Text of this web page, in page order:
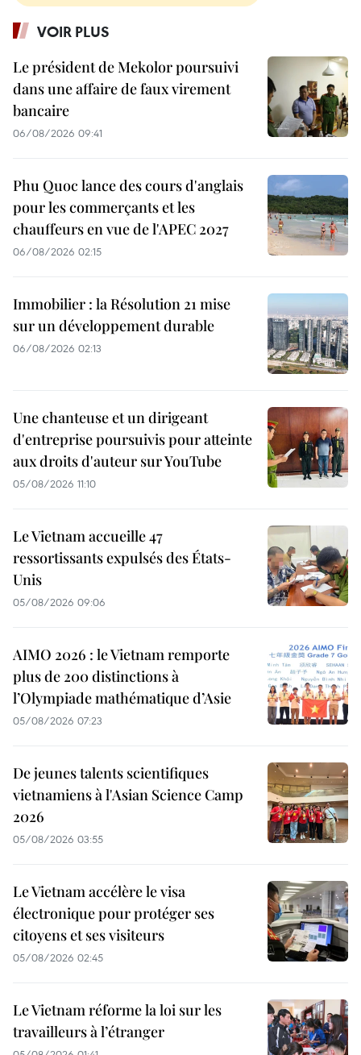
VOIR PLUS
Le président de Mekolor poursuivi
dans une affaire de faux virement
bancaire
06/08/2026 09:41
Phu Quoc lance des cours d'anglais
pour les commerçants et les
chauffeurs en vue de l'APEC 2027
06/08/2026 02:15
Immobilier : la Résolution 21 mise
sur un développement durable
06/08/2026 02:13
Une chanteuse et un dirigeant
d'entreprise poursuivis pour atteinte
aux droits d'auteur sur YouTube
05/08/2026 11:10
Le Vietnam accueille 47
ressortissants expulsés des États-
Unis
05/08/2026 09:06
AIMO 2026 : le Vietnam remporte
plus de 200 distinctions à
l’Olympiade mathématique d’Asie
05/08/2026 07:23
De jeunes talents scientifiques
vietnamiens à l'Asian Science Camp
2026
05/08/2026 03:55
Le Vietnam accélère le visa
électronique pour protéger ses
citoyens et ses visiteurs
05/08/2026 02:45
Le Vietnam réforme la loi sur les
travailleurs à l’étranger